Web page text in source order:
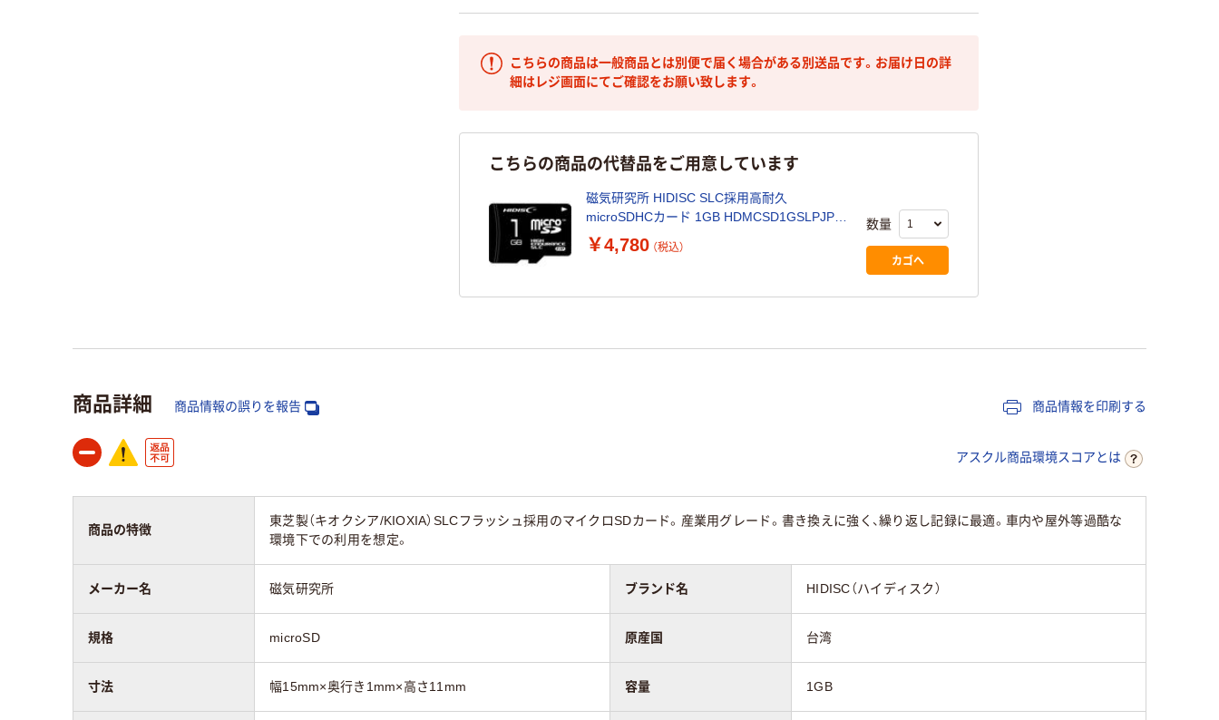
こちらの商品は一般商品とは別便で届く場合がある別送品です。お届け日の詳
細はレジ画面にてご確認をお願い致します。
こちらの商品の代替品をご用意しています
磁気研究所 HIDISC SLC採用高耐久
microSDHCカード 1GB HDMCSD1GSLPJP3
1個
￥4,780 （税込）
数量
カゴへ
商品詳細 商品情報の誤りを報告 商品情報を印刷する
アスクル商品環境スコアとは
商品の特徴
東芝製（キオクシア/KIOXIA）SLCフラッシュ採用のマイクロSDカード。産業用グレード。書き換えに強く、繰り返し記録に最適。車内や屋外等過酷な
環境下での利用を想定。
メーカー名 磁気研究所 ブランド名 HIDISC（ハイディスク）
規格 microSD 原産国 台湾
寸法 幅15mm×奥行き1mm×高さ11mm 容量 1GB